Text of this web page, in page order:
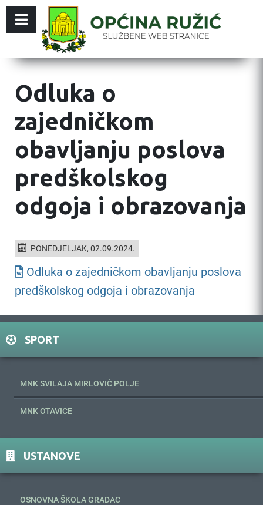
Odluka o
zajedničkom
obavljanju poslova
predškolskog
odgoja i obrazovanja
PONEDJELJAK, 02.09.2024.
Odluka o zajedničkom obavljanju poslova
predškolskog odgoja i obrazovanja
SPORT
MNK SVILAJA MIRLOVIĆ POLJE
MNK OTAVICE
USTANOVE
OSNOVNA ŠKOLA GRADAC